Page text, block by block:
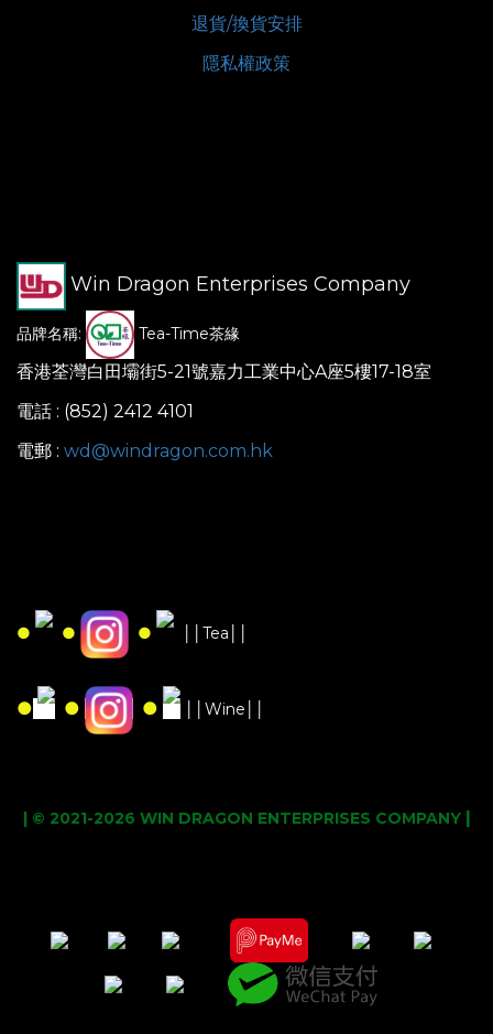
退貨/換貨安排
隱私權政策
Win Dragon Enterprises Company
品牌名稱: Tea-Time茶緣
香港荃灣白田壩街5-21號嘉力工業中心A座5樓17-18室
電話 : (852) 2412 4101
電郵 : wd@windragon.com.hk
● ● ● ││Tea││
● ● ● ││Wine││
| © 2021-2026 WIN DRAGON ENTERPRISES COMPANY |